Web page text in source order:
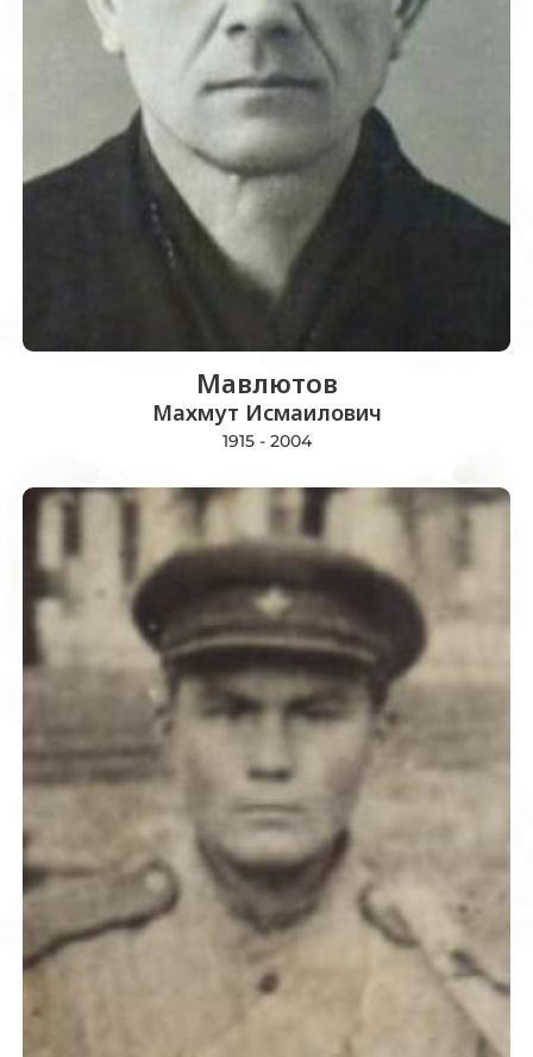
Мавлютов
Махмут Исмаилович
1915 - 2004